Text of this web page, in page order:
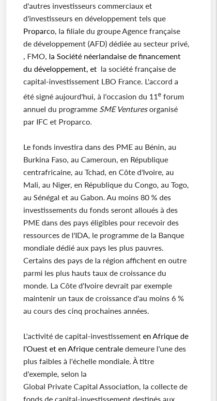
d'autres investisseurs commerciaux et
d'investisseurs en développement tels que
Proparco, la filiale du groupe Agence française
de développement (AFD) dédiée au secteur privé,
, FMO, la Société néerlandaise de financement
du développement, et la société française de
capital-investissement LBO France. L'accord a
été signé aujourd'hui, à l'occasion du 11eforum
annuel du programme SME Venturesorganisé
par IFC et Proparco.
Le fonds investira dans des PME au Bénin, au
Burkina Faso, au Cameroun, en République
centrafricaine, au Tchad, en Côte d'Ivoire, au
Mali, au Niger, en République du Congo, au Togo,
au Sénégal et au Gabon. Au moins 80 % des
investissements du fonds seront alloués à des
PME dans des pays éligibles pour recevoir des
ressources de l'IDA, le programme de la Banque
mondiale dédié aux pays les plus pauvres.
Certains des pays de la région affichent en outre
parmi les plus hauts taux de croissance du
monde. La Côte d'Ivoire devrait par exemple
maintenir un taux de croissance d'au moins 6 %
au cours des cinq prochaines années.
L'activité de capital-investissement en Afrique de
l'Ouest et en Afrique centrale demeure l'une des
plus faibles à l'échelle mondiale. À titre
d'exemple, selon la
Global Private Capital Association, la collecte de
fonds de capital-investissement destinés aux